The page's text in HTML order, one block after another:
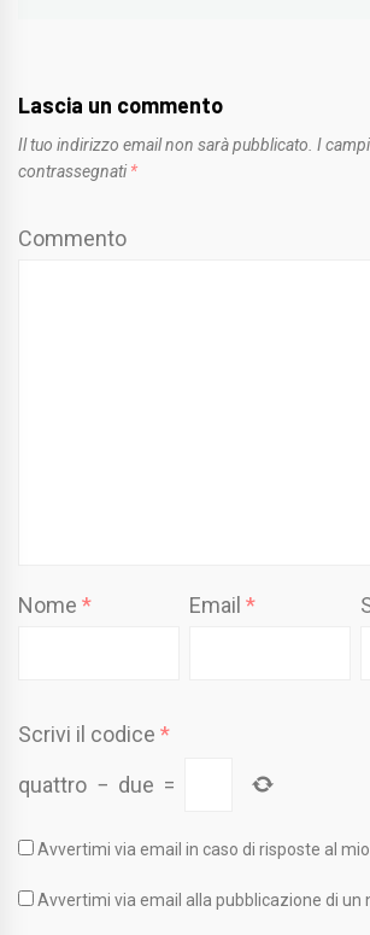
Lascia un commento
Il tuo indirizzo email non sarà pubblicato. I
contrassegnati *
Commento
Nome * Email*
Scrivi il codice *
quattro − due =
Avvertimi via email in caso di risposte al
Avvertimi via email alla pubblicazione di un